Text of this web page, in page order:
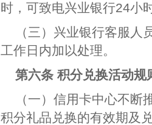
时，可致电兴业银行24小
（三）兴业银行客服
工作日内加以处理。
第六条 积分兑换活动规
（一）信用卡中心不
积分礼品兑换的有效期及